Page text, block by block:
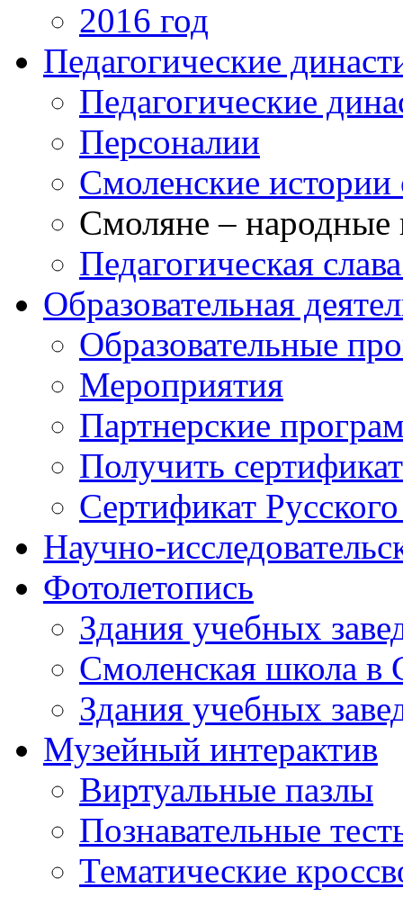
2016 год
Педагогические
Педагогические
Персоналии
Смоленские
Смоляне – народные
Педагогическая
Образовательная
Образовательные
Мероприятия
Партнерские
Получить сертификат
Сертификат
Научно-
Фотолетопись
Здания учебных
Смоленская школа в
Здания учебных
Музейный интерактив
Виртуальные пазлы
Познавательные
Тематические